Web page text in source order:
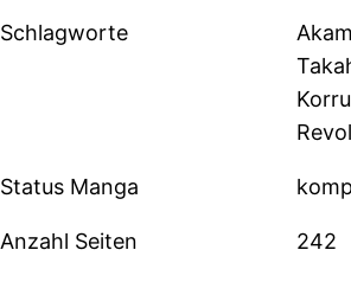
Schlagworte
Status Manga
Anzahl Seiten 242